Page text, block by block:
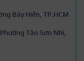
Bảy Hiền, TP.HCM
Tân Sơn Nhì,